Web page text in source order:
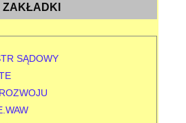
ZAKŁADKI
SĄDOWY